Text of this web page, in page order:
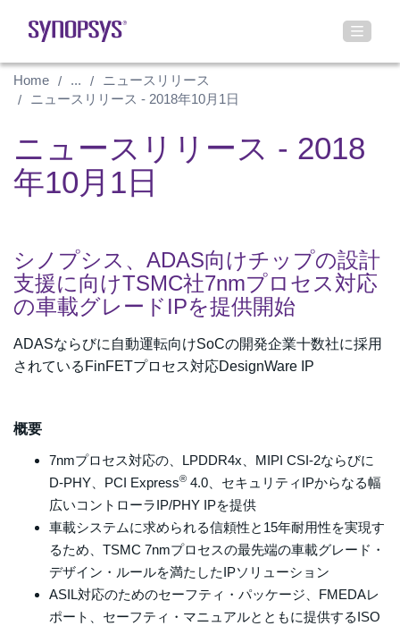
Home ...
ニュースリリース
ニュースリリース - 2018年10月1日
ニュースリリース - 2018
年10月1日
シノプシス、ADAS向けチップの設計
支援に向けTSMC社7nmプロセス対応
の車載グレードIPを提供開始
ADASならびに自動運転向けSoCの開発企業十数社に採用
されているFinFETプロセス対応DesignWare IP
概要
7nmプロセス対応の、LPDDR4x、MIPI CSI-2ならびに
D-PHY、PCI Express® 4.0、セキュリティIPからなる幅
広いコントローラIP/PHY IPを提供
車載システムに求められる信頼性と15年耐用性を実現す
るため、TSMC 7nmプロセスの最先端の車載グレード・
デザイン・ルールを満たしたIPソリューション
ASIL対応のためのセーフティ・パッケージ、FMEDAレ
ポート、セーフティ・マニュアルとともに提供するISO